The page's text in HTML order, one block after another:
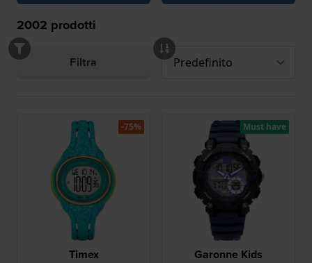
2002 prodotti
Filtra
Timex
-75%
Garonne Kids
Must have